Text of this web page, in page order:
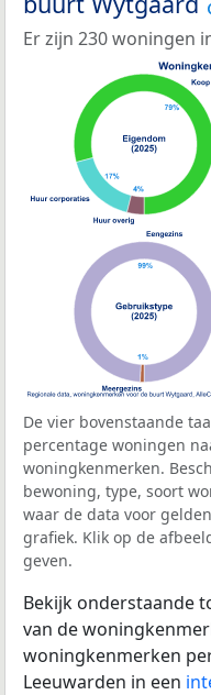
Er zijn 230 woningen
De vier bovenstaande
percentage woningen
woningkenmerken.
bewoning, type, soort
waar de data voor
grafiek. Klik op de
geven.
Bekijk onderstaande
van de
woningkenmerken
Leeuwarden in een